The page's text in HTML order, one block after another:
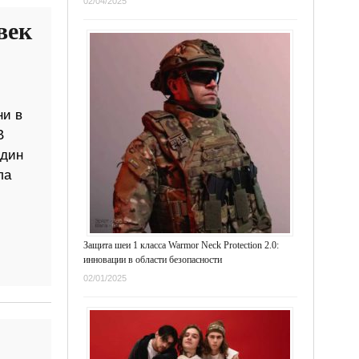
в
Защита шеи 1 класса Warmor Neck Protection 2.0:
инновации в области безопасности
02/01/2025